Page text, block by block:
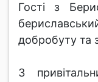
Гості з
добробуту та
З